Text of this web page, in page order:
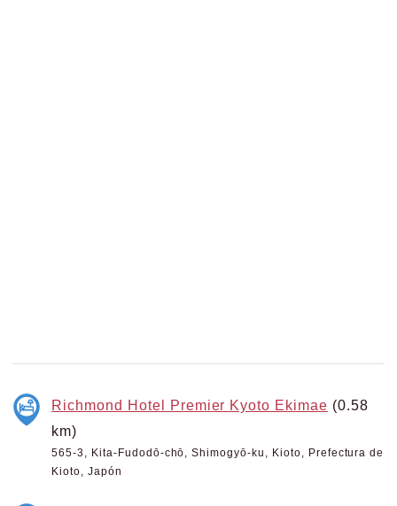
Richmond Hotel Premier Kyoto Ekimae (0.58
km)
565-3, Kita-Fudodō-chō, Shimogyō-ku, Kioto, Prefectura de
Kioto, Japón